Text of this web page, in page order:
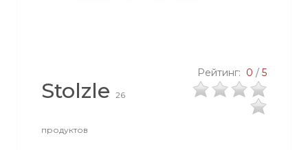
Stolzle 26
продуктов
Рейтинг: 0 / 5